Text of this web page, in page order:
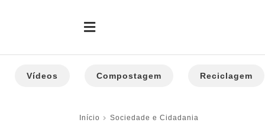
Vídeos Compostagem Reciclagem
Início Sociedade e Cidadania